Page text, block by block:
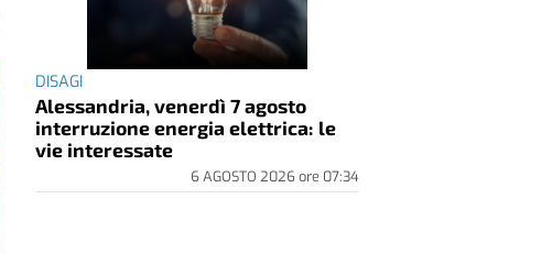
DISAGI
Alessandria, venerdì 7 agosto
interruzione energia elettrica: le
vie interessate
6 AGOSTO 2026ore 07:34